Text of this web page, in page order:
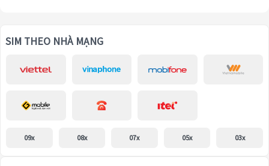
SIM THEO NHÀ MẠNG
09x 08x 07x 05x 03x